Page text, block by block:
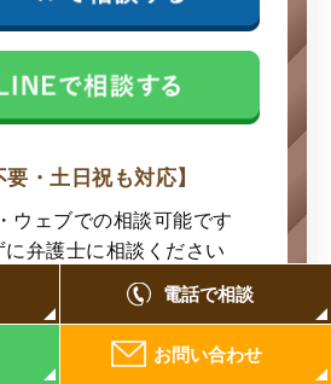
要・土日祝も対応】
ウェブでの相談可能です
弁護士に相談ください
電話で相談
お問い合わせ